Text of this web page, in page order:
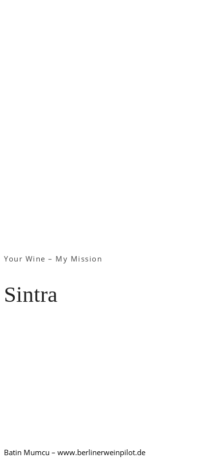
Your Wine – My Mission
Sintra
Batin Mumcu – www.berlinerweinpilot.de